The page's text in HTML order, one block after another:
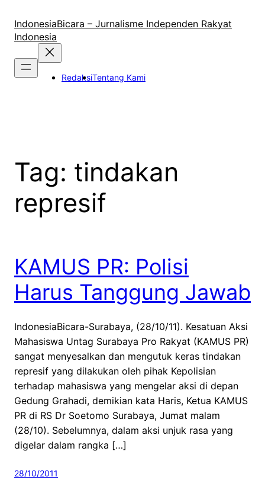
konten
IndonesiaBicara – Jurnalisme Independen Rakyat
Indonesia
RedaksiTentang Kami
Tag: tindakan
represif
KAMUS PR: Polisi
Harus Tanggung Jawab
IndonesiaBicara-Surabaya, (28/10/11). Kesatuan Aksi
Mahasiswa Untag Surabaya Pro Rakyat (KAMUS PR)
sangat menyesalkan dan mengutuk keras tindakan
represif yang dilakukan oleh pihak Kepolisian
terhadap mahasiswa yang mengelar aksi di depan
Gedung Grahadi, demikian kata Haris, Ketua KAMUS
PR di RS Dr Soetomo Surabaya, Jumat malam
(28/10). Sebelumnya, dalam aksi unjuk rasa yang
digelar dalam rangka […]
28/10/2011